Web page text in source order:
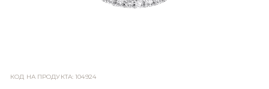
КОД НА ПРОДУКТА:104924